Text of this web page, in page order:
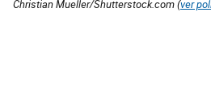
Christian Mueller/Shutterstock.com (ver